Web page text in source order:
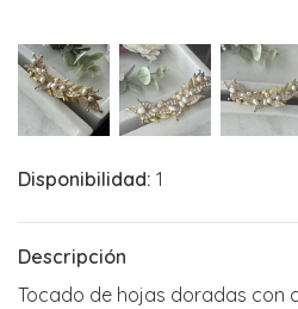
Disponibilidad: 1
Descripción
Tocado de hojas doradas con